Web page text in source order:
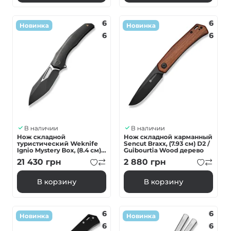
Новинка
6
6
В наличии
Нож складной
туристический Weknife
Ignio Mystery Box, (8.4 см)
CPM 20CV/титан 6AL4V
черный
21 430 грн
В корзину
Новинка
6
6
В наличии
Нож складной карманный
Sencut Braxx, (7.93 см) D2 /
Guibourtia Wood дерево
2 880 грн
В корзину
Новинка
6
6
Новинка
6
6